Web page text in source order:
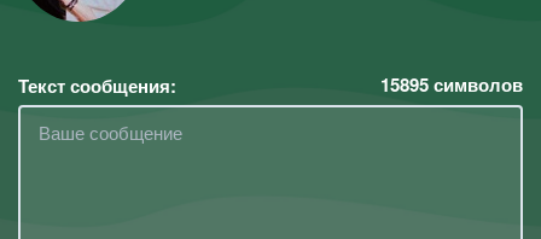
Текст сообщения: 15895символов